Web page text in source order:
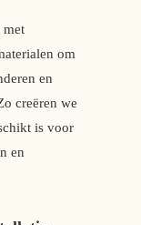
om
en
creëren we
is voor
en